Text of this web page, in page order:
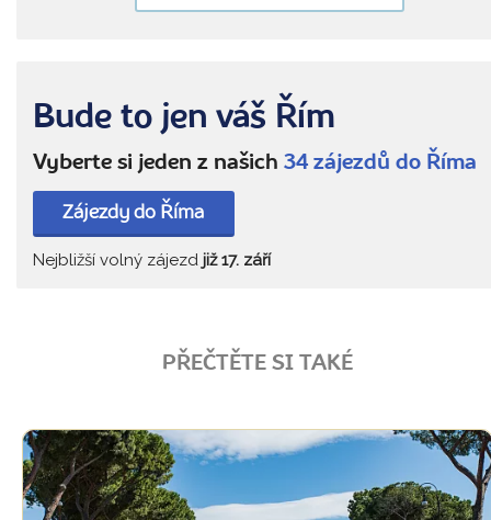
Bude to jen váš Řím
Vyberte si jeden z našich 34 zájezdů do Říma
Zájezdy do Říma
Nejbližší volný zájezd již 17. září
PŘEČTĚTE SI TAKÉ